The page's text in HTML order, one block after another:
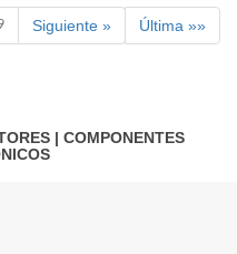
Siguiente » Última »»
| COMPONENTES